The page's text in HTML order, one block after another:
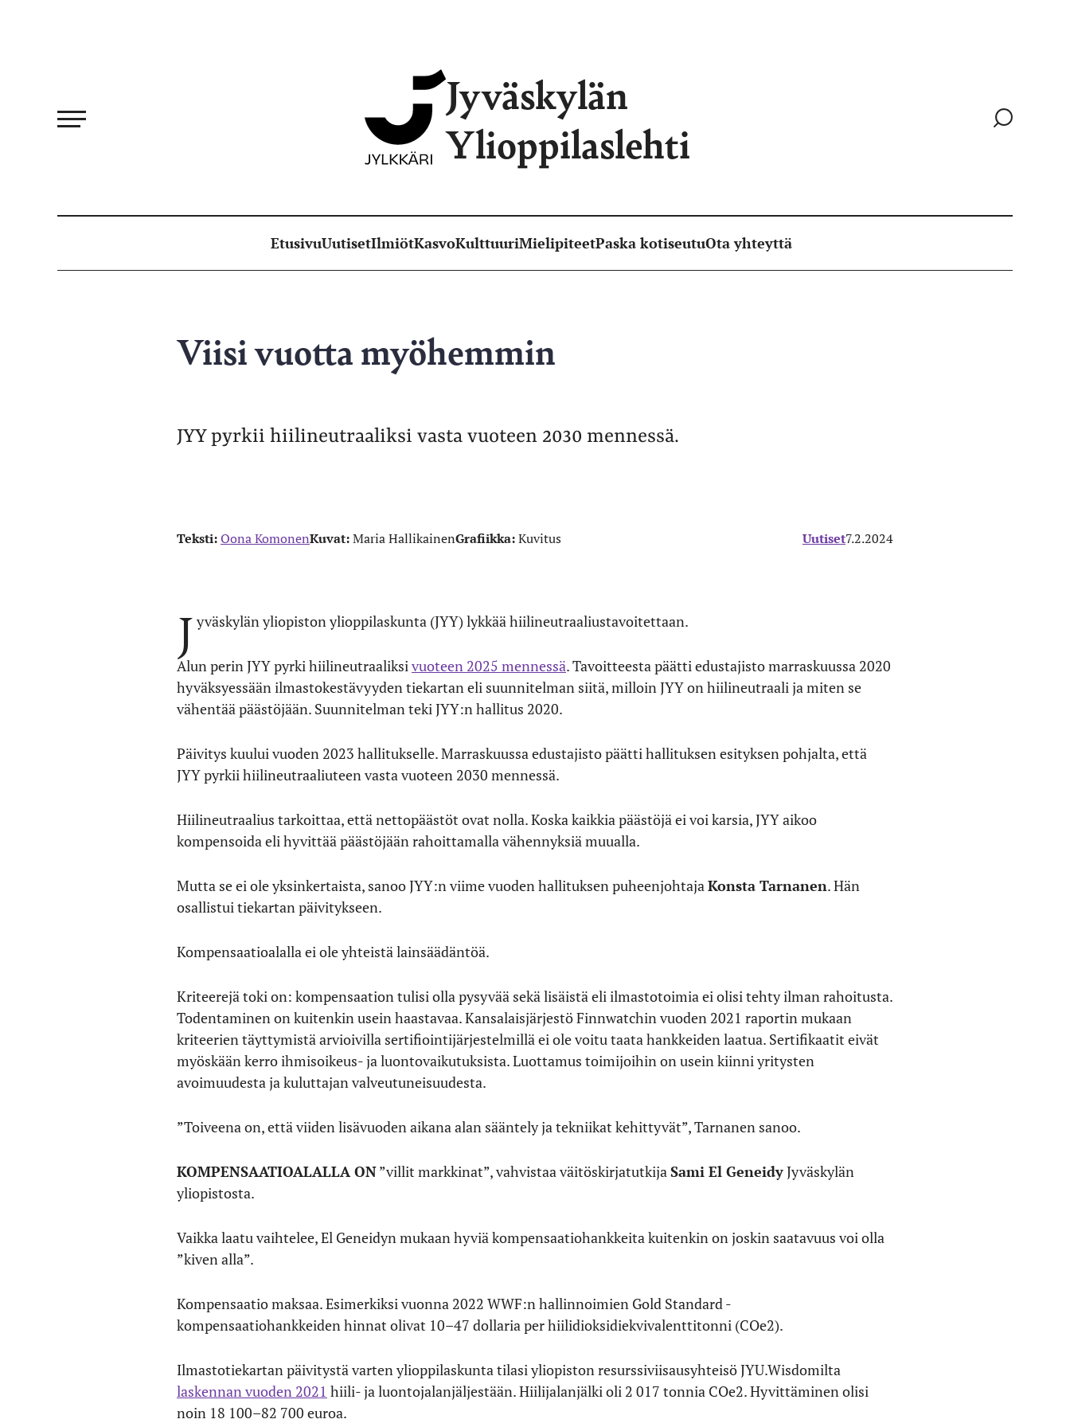
Jyväskylän
Ylioppilaslehti
Siirry
EtusivuUutisetIlmiötKasvoKulttuuriMielipiteetPaska kotiseutuOta yhteyttä
Viisi vuotta myöhemmin
JYY pyrkii hiilineutraaliksi vasta vuoteen 2030 mennessä.
Teksti:Oona KomonenKuvat:Maria HallikainenGrafiikka:Kuvitus Uutiset7.2.2024
J yväskylän yliopiston ylioppilaskunta (JYY) lykkää hiilineutraaliustavoitettaan.
Alun perin JYY pyrki hiilineutraaliksivuoteen 2025 mennessä. Tavoitteesta päätti edustajisto marraskuussa 2020
hyväksyessään ilmastokestävyyden tiekartan eli suunnitelman siitä, milloin JYY on hiilineutraali ja miten se
vähentää päästöjään. Suunnitelman teki JYY:n hallitus 2020.
Päivitys kuului vuoden 2023 hallitukselle. Marraskuussa edustajisto päätti hallituksen esityksen pohjalta, että
JYY pyrkii hiilineutraaliuteen vasta vuoteen 2030 mennessä.
Hiilineutraalius tarkoittaa, että nettopäästöt ovat nolla. Koska kaikkia päästöjä ei voi karsia, JYY aikoo
kompensoida eli hyvittää päästöjään rahoittamalla vähennyksiä muualla.
Mutta se ei ole yksinkertaista, sanoo JYY:n viime vuoden hallituksen puheenjohtajaKonsta Tarnanen. Hän
osallistui tiekartan päivitykseen.
Kompensaatioalalla ei ole yhteistä lainsäädäntöä.
Kriteerejä toki on: kompensaation tulisi olla pysyvää sekä lisäistä eli ilmastotoimia ei olisi tehty ilman rahoitusta.
Todentaminen on kuitenkin usein haastavaa. Kansalaisjärjestö Finnwatchin vuoden 2021 raportin mukaan
kriteerien täyttymistä arvioivilla sertifiointijärjestelmillä ei ole voitu taata hankkeiden laatua. Sertifikaatit eivät
myöskään kerro ihmisoikeus- ja luontovaikutuksista. Luottamus toimijoihin on usein kiinni yritysten
avoimuudesta ja kuluttajan valveutuneisuudesta.
”Toiveena on, että viiden lisävuoden aikana alan sääntely ja tekniikat kehittyvät”, Tarnanen sanoo.
KOMPENSAATIOALALLA ON”villit markkinat”, vahvistaa väitöskirjatutkijaSami El GeneidyJyväskylän
yliopistosta.
Vaikka laatu vaihtelee, El Geneidyn mukaan hyviä kompensaatiohankkeita kuitenkin on joskin saatavuus voi olla
”kiven alla”.
Kompensaatio maksaa. Esimerkiksi vuonna 2022 WWF:n hallinnoimien Gold Standard -
kompensaatiohankkeiden hinnat olivat 10–47 dollaria per hiilidioksidiekvivalenttitonni (COe2).
Ilmastotiekartan päivitystä varten ylioppilaskunta tilasi yliopiston resurssiviisausyhteisö JYU.Wisdomilta
laskennan vuoden 2021 hiili- ja luontojalanjäljestään. Hiilijalanjälki oli 2 017 tonnia COe2. Hyvittäminen olisi
noin 18 100–82 700 euroa.